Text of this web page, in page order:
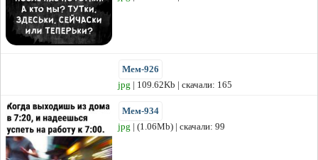
Мем-926
jpg | 109.62Kb | скачали: 165
Мем-934
jpg | (1.06Mb) | скачали: 99